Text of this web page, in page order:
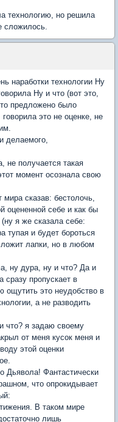
технологию, но решила
сложилось.
наработки технологии Ну
Ну и что (вот это,
предложено было
это не оценке, не
делаемого,
не получается такая
момент осознала свою
сказав: бестолочь,
оцененной себе и как бы
я же сказала себе:
тупая и будет бороться
лапки, но в любом
ну дура, ну и что? Да и
сразу пропускает в
ощутить это неудобство в
а не разводить
что? я задаю своему
от меня кусок меня и
этой оценки
Дьявола! Фантастически
что опрокидывает
В таком мире
лишь